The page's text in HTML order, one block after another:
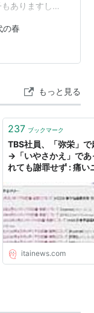
ありますし、
変わらず足を
でいたお店も
う行かなくて
ますが、一言で
公平性におい…
の春
もっと見る
237 ブックマーク
TBS社員、「弥栄」
→「いやさかえ」であ
れても謝罪せず : 痛
itainews.com